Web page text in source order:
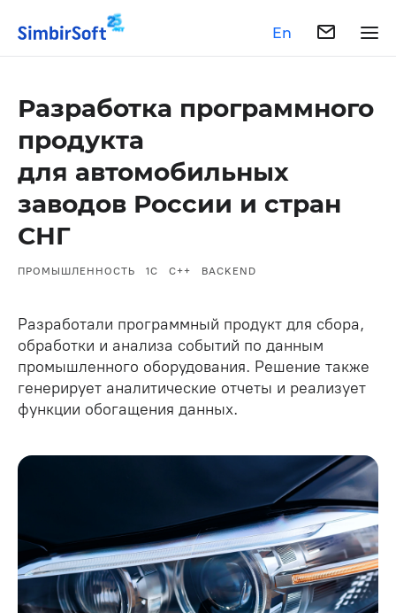
En
Разработка программного
продукта
для автомобильных
заводов России и стран
СНГ
ПРОМЫШЛЕННОСТЬ 1С C++ BACKEND
Разработали программный продукт для сбора,
обработки и анализа событий по данным
промышленного оборудования. Решение также
генерирует аналитические отчеты и реализует
функции обогащения данных.